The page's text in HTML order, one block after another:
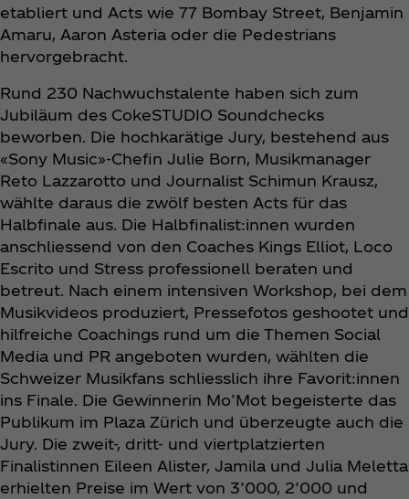
etabliert und Acts wie 77 Bombay Street, Benjamin
Amaru, Aaron Asteria oder die Pedestrians
hervorgebracht.
Rund 230 Nachwuchstalente haben sich zum
Jubiläum des CokeSTUDIO Soundchecks
beworben. Die hochkarätige Jury, bestehend aus
«Sony Music»-Chefin Julie Born, Musikmanager
Reto Lazzarotto und Journalist Schimun Krausz,
wählte daraus die zwölf besten Acts für das
Halbfinale aus. Die Halbfinalist:innen wurden
anschliessend von den Coaches Kings Elliot, Loco
Escrito und Stress professionell beraten und
betreut. Nach einem intensiven Workshop, bei dem
Musikvideos produziert, Pressefotos geshootet und
hilfreiche Coachings rund um die Themen Social
Media und PR angeboten wurden, wählten die
Schweizer Musikfans schliesslich ihre Favorit:innen
ins Finale. Die Gewinnerin Mo’Mot begeisterte das
Publikum im Plaza Zürich und überzeugte auch die
Jury. Die zweit-, dritt- und viertplatzierten
Finalistinnen Eileen Alister, Jamila und Julia Meletta
erhielten Preise im Wert von 3’000, 2’000 und